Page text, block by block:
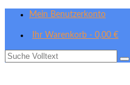
Mein Benutzerkonto
Ihr Warenkorb - 0,00 €
Suche